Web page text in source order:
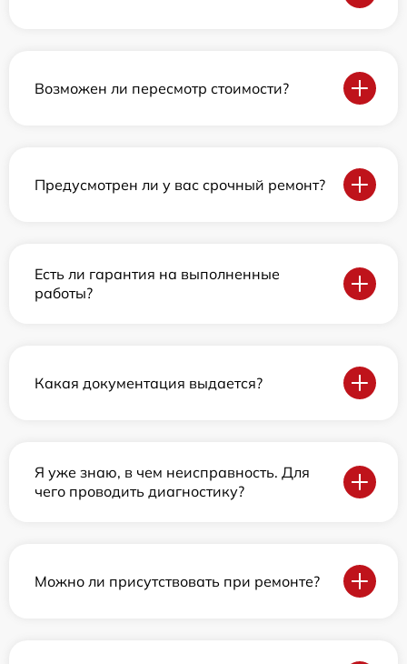
Возможен ли пересмотр стоимости?
Предусмотрен ли у вас срочный ремонт?
Есть ли гарантия на выполненные
работы?
Какая документация выдается?
Я уже знаю, в чем неисправность. Для
чего проводить диагностику?
Можно ли присутствовать при ремонте?